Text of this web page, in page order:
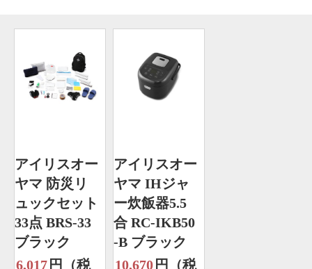
アイリスオー
ヤマ 防災リ
ュックセット
33点 BRS-33
ブラック
6,017 円（税
アイリスオー
ヤマ IHジャ
ー炊飯器5.5
合 RC-IKB50
-B ブラック
10,670 円（税